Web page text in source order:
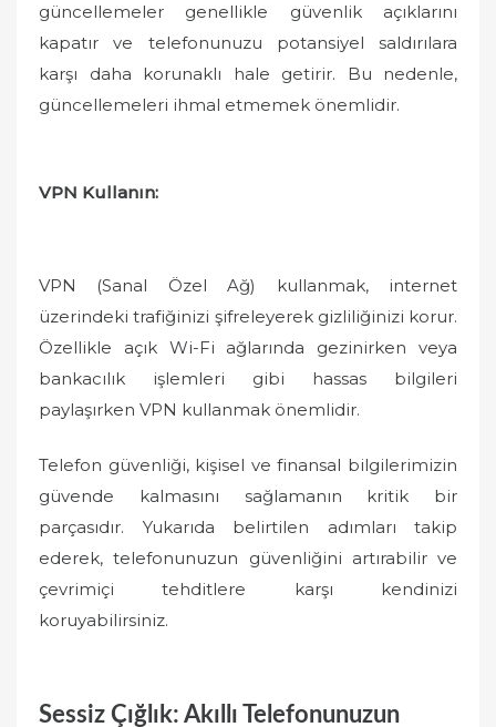
güncellemeler genellikle güvenlik açıklarını
kapatır ve telefonunuzu potansiyel saldırılara
karşı daha korunaklı hale getirir. Bu nedenle,
güncellemeleri ihmal etmemek önemlidir.
VPN Kullanın:
VPN (Sanal Özel Ağ) kullanmak, internet
üzerindeki trafiğinizi şifreleyerek gizliliğinizi korur.
Özellikle açık Wi-Fi ağlarında gezinirken veya
bankacılık işlemleri gibi hassas bilgileri
paylaşırken VPN kullanmak önemlidir.
Telefon güvenliği, kişisel ve finansal bilgilerimizin
güvende kalmasını sağlamanın kritik bir
parçasıdır. Yukarıda belirtilen adımları takip
ederek, telefonunuzun güvenliğini artırabilir ve
çevrimiçi tehditlere karşı kendinizi
koruyabilirsiniz.
Sessiz Çığlık: Akıllı Telefonunuzun